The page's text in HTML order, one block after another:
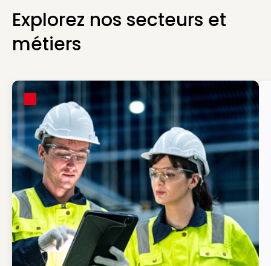
Explorez nos secteurs et
métiers